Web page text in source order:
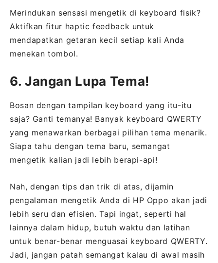
Merindukan sensasi mengetik di keyboard fisik?
Aktifkan fitur haptic feedback untuk
mendapatkan getaran kecil setiap kali Anda
menekan tombol.
6. Jangan Lupa Tema!
Bosan dengan tampilan keyboard yang itu-itu
saja? Ganti temanya! Banyak keyboard QWERTY
yang menawarkan berbagai pilihan tema menarik.
Siapa tahu dengan tema baru, semangat
mengetik kalian jadi lebih berapi-api!
Nah, dengan tips dan trik di atas, dijamin
pengalaman mengetik Anda di HP Oppo akan jadi
lebih seru dan efisien. Tapi ingat, seperti hal
lainnya dalam hidup, butuh waktu dan latihan
untuk benar-benar menguasai keyboard QWERTY.
Jadi, jangan patah semangat kalau di awal masih